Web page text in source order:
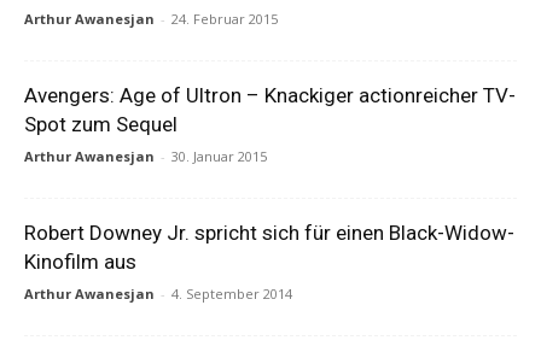
Arthur Awanesjan - 24. Februar 2015
Avengers: Age of Ultron – Knackiger actionreicher TV-
Spot zum Sequel
Arthur Awanesjan - 30. Januar 2015
Robert Downey Jr. spricht sich für einen Black-Widow-
Kinofilm aus
Arthur Awanesjan - 4. September 2014